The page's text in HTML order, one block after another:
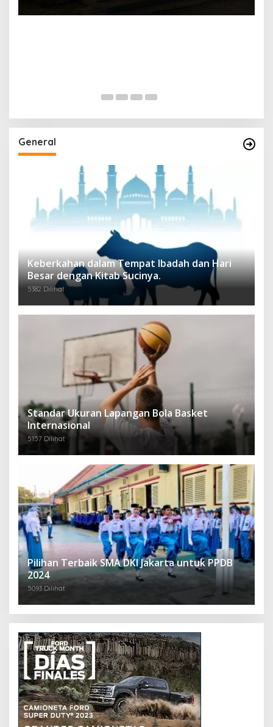
General
Keberkahan dalam Tempat Ibadah dan Hari
Besar dengan Kitab Sucinya.
5382 Dilihat
Standar Ukuran Lapangan Bola Basket
Internasional
5157 Dilihat
Pilihan Terbaik SMA DKI Jakarta untuk PPDB
2024
5093 Dilihat